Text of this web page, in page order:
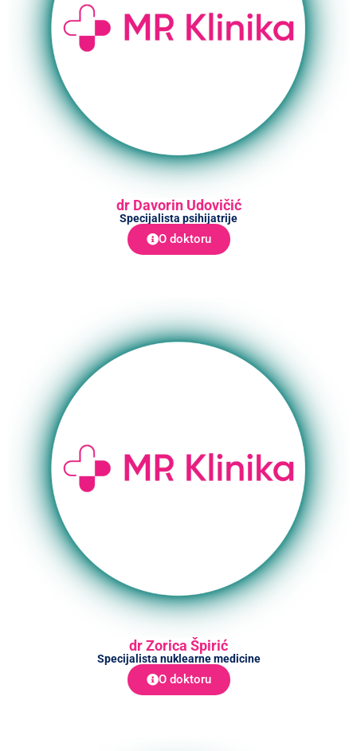
dr Davorin Udovičić
Specijalista psihijatrije
O doktoru
dr Zorica Špirić
Specijalista nuklearne medicine
O doktoru